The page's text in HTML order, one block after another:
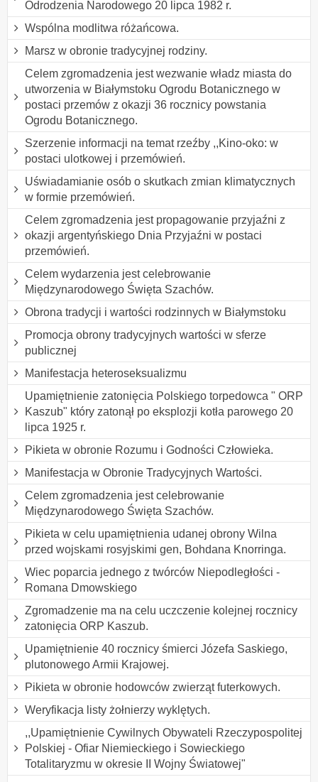
Odrodzenia Narodowego 20 lipca 1982 r.
Wspólna modlitwa różańcowa.
Marsz w obronie tradycyjnej rodziny.
Celem zgromadzenia jest wezwanie władz miasta do
utworzenia w Białymstoku Ogrodu Botanicznego w
postaci przemów z okazji 36 rocznicy powstania
Ogrodu Botanicznego.
Szerzenie informacji na temat rzeźby ,,Kino-oko: w
postaci ulotkowej i przemówień.
Uświadamianie osób o skutkach zmian klimatycznych
w formie przemówień.
Celem zgromadzenia jest propagowanie przyjaźni z
okazji argentyńskiego Dnia Przyjaźni w postaci
przemówień.
Celem wydarzenia jest celebrowanie
Międzynarodowego Święta Szachów.
Obrona tradycji i wartości rodzinnych w Białymstoku
Promocja obrony tradycyjnych wartości w sferze
publicznej
Manifestacja heteroseksualizmu
Upamiętnienie zatonięcia Polskiego torpedowca " ORP
Kaszub" który zatonął po eksplozji kotła parowego 20
lipca 1925 r.
Pikieta w obronie Rozumu i Godności Człowieka.
Manifestacja w Obronie Tradycyjnych Wartości.
Celem zgromadzenia jest celebrowanie
Międzynarodowego Święta Szachów.
Pikieta w celu upamiętnienia udanej obrony Wilna
przed wojskami rosyjskimi gen, Bohdana Knorringa.
Wiec poparcia jednego z twórców Niepodległości -
Romana Dmowskiego
Zgromadzenie ma na celu uczczenie kolejnej rocznicy
zatonięcia ORP Kaszub.
Upamiętnienie 40 rocznicy śmierci Józefa Saskiego,
plutonowego Armii Krajowej.
Pikieta w obronie hodowców zwierząt futerkowych.
Weryfikacja listy żołnierzy wyklętych.
,,Upamiętnienie Cywilnych Obywateli Rzeczypospolitej
Polskiej - Ofiar Niemieckiego i Sowieckiego
Totalitaryzmu w okresie II Wojny Światowej"